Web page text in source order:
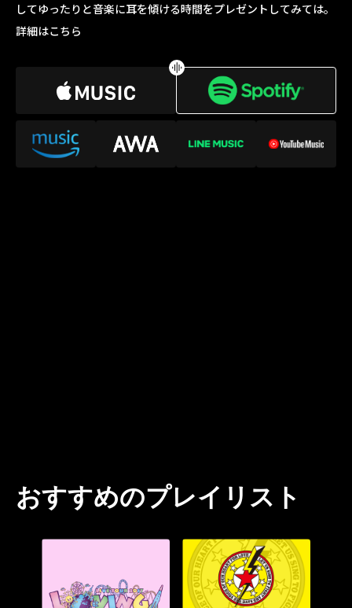
してゆったりと音楽に耳を傾ける時間をプレゼントしてみては。
詳細はこちら
おすすめのプレイリスト